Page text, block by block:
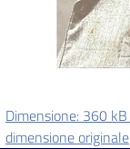
Archivio
storico
Dimensione: 360 kB
dimensione originale